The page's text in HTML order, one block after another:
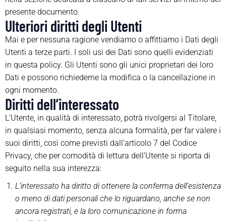
presente documento.
Ulteriori diritti degli Utenti
Mai e per nessuna ragione vendiamo o affittiamo i Dati degli
Utenti a terze parti. I soli usi dei Dati sono quelli evidenziati
in questa policy. Gli Utenti sono gli unici proprietari dei loro
Dati e possono richiederne la modifica o la cancellazione in
ogni momento.
Diritti dell’interessato
L’Utente, in qualità di interessato, potrà rivolgersi al Titolare,
in qualsiasi momento, senza alcuna formalità, per far valere i
suoi diritti, così come previsti dall’articolo 7 del Codice
Privacy, che per comodità di lettura dell’Utente si riporta di
seguito nella sua interezza:
L’interessato ha diritto di ottenere la conferma dell’esistenza
o meno di dati personali che lo riguardano, anche se non
ancora registrati, e la loro comunicazione in forma